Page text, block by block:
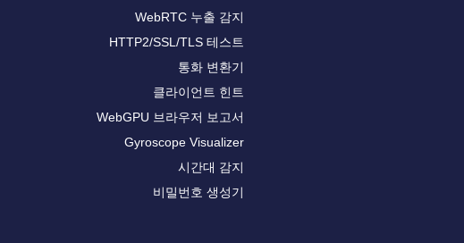
WebRTC 누출 감지
HTTP2/SSL/TLS 테스트
통화 변환기
클라이언트 힌트
WebGPU 브라우저 보고서
Gyroscope Visualizer
시간대 감지
비밀번호 생성기